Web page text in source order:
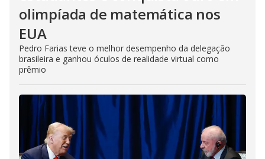
olimpíada de matemática nos
EUA
Pedro Farias teve o melhor desempenho da delegação
brasileira e ganhou óculos de realidade virtual como
prêmio